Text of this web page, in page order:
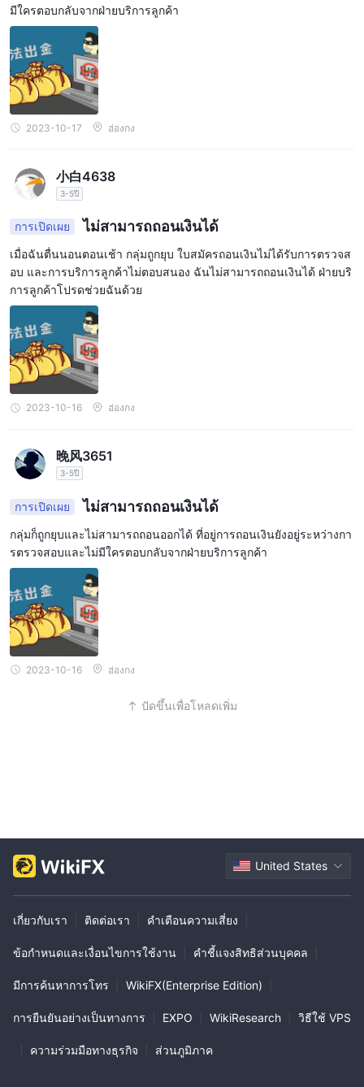
มีใครตอบกลับจากฝ่ายบริการลูกค้า
2023-10-17 ฮ่องกง
小白4638
3-5ปี
การเปิดเผย ไม่สามารถถอนเงินได้
เมื่อฉันตื่นนอนตอนเช้า กลุ่มถูกยุบ ใบสมัครถอนเงินไม่ได้รับการตรวจส
อบ และการบริการลูกค้าไม่ตอบสนอง ฉันไม่สามารถถอนเงินได้ ฝ่ายบริ
การลูกค้าโปรดช่วยฉันด้วย
2023-10-16 ฮ่องกง
晚风3651
3-5ปี
การเปิดเผย ไม่สามารถถอนเงินได้
กลุ่มก็ถูกยุบและไม่สามารถถอนออกได้ ที่อยู่การถอนเงินยังอยู่ระหว่างกา
รตรวจสอบและไม่มีใครตอบกลับจากฝ่ายบริการลูกค้า
2023-10-16 ฮ่องกง
ปัดขึ้นเพื่อโหลดเพิ่ม
United States
เกี่ยวกับเรา ติดต่อเรา คำเตือนความเสี่ยง
ข้อกำหนดและเงื่อนไขการใช้งาน คำชี้แจงสิทธิส่วนบุคคล
มีการค้นหาการโทร WikiFX(Enterprise Edition)
การยืนยันอย่างเป็นทางการ EXPO WikiResearch วิธีใช้ VPS
ความร่วมมือทางธุรกิจ ส่วนภูมิภาค